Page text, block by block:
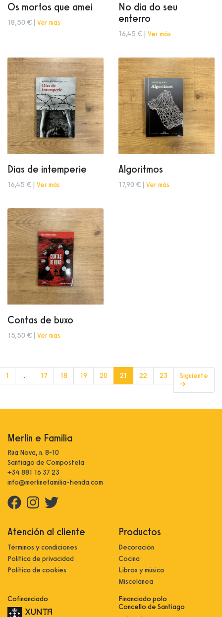
Os mortos que amei
18,50 € | Ver más
No día do seu
enterro
16,45 € | Ver más
Días de intemperie
16,45 € | Ver más
Algoritmos
17,90 € | Ver más
Contas de buxo
15,50 € | Ver más
1 … 17 18 19 20 21 (current)
22 23
Siguiente
→
Merlín e Familia
Rúa Nova, n. 8-10
Santiago de Compostela
+34 881 16 37 23
info@merlinefamilia-tienda.com
Atención al cliente
Términos y condiciones
Política de privacidad
Política de cookies
Productos
Decoración
Cocina
Libros y música
Miscelánea
Cofinanciado
Financiado polo
Concello de Santiago